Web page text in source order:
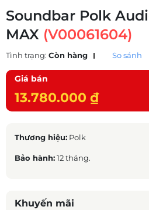
Soundbar Polk
MAX (V00061604)
Tình trạng: Còn hàng So sánh
Giá bán
13.780.000 ₫
Thương hiệu: Polk
Bảo hành:12 tháng.
Khuyến mãi